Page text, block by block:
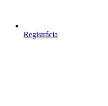
Registrácia